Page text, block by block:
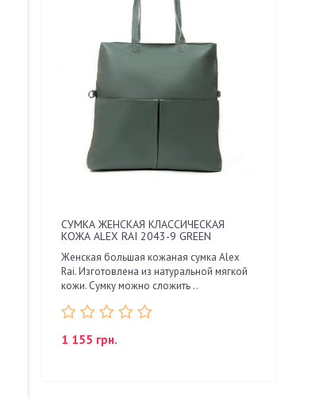
СУМКА ЖЕНСКАЯ КЛАССИЧЕСКАЯ
КОЖА ALEX RAI 2043-9 GREEN
Женская большая кожаная сумка Alex
Rai. Изготовлена из натуральной мягкой
кожи. Сумку можно сложить ..
1 155 грн.